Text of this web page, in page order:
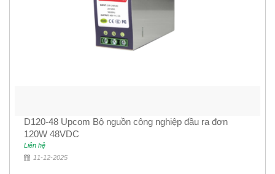
D120-48 Upcom Bộ nguồn công nghiệp đầu ra đơn
120W 48VDC
Liên hệ
11-12-2025